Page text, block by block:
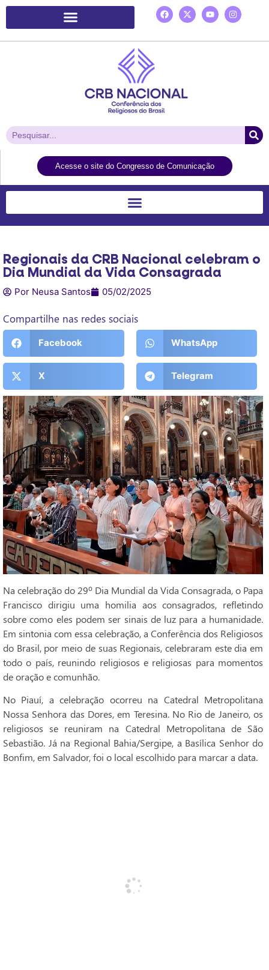
Acesse o site do Congresso de Comunicação
Regionais da CRB Nacional celebram o
Dia Mundial da Vida Consagrada
Por Neusa Santos 05/02/2025
Compartilhe nas redes sociais
Facebook WhatsApp
X Telegram
Na celebração do 29º Dia Mundial da Vida Consagrada, o Papa
Francisco dirigiu uma homilia aos consagrados, refletindo
sobre como eles podem ser sinais de luz para a humanidade.
Em sintonia com essa celebração, a Conferência dos Religiosos
do Brasil, por meio de suas Regionais, celebraram este dia em
todo o país, reunindo religiosos e religiosas para momentos
de oração e comunhão.
No Piauí, a celebração ocorreu na Catedral Metropolitana
Nossa Senhora das Dores, em Teresina. No Rio de Janeiro, os
religiosos se reuniram na Catedral Metropolitana de São
Sebastião. Já na Regional Bahia/Sergipe, a Basílica Senhor do
Bonfim, em Salvador, foi o local escolhido para marcar a data.